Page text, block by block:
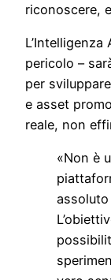
riconoscere,
pericolo –
per
e asset
reale, non
«Non è
assoluto